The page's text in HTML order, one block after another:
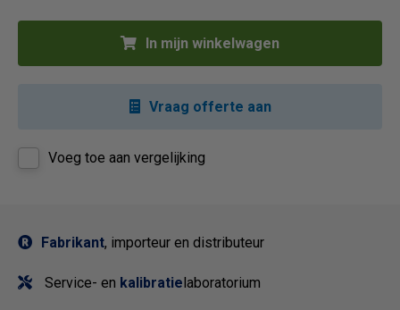
In mijn winkelwagen
Vraag offerte aan
Voeg toe aan vergelijking
Fabrikant, importeur en distributeur
Service- en kalibratielaboratorium